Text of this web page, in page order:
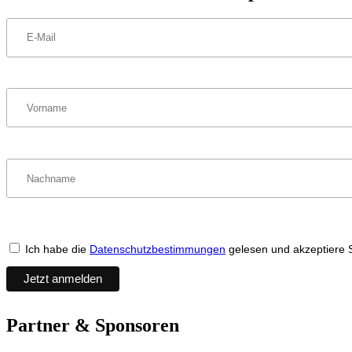
Ich habe die Datenschutzbestimmungen gelesen und akzeptiere
Partner & Sponsoren